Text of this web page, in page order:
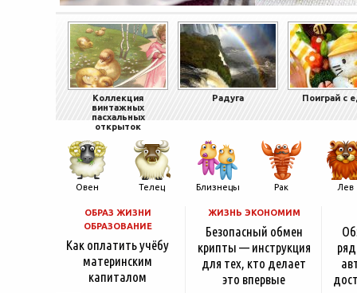
Коллекция
винтажных
пасхальных
открыток
Радуга Поиграй с
Овен Телец Близнецы Рак Лев
ОБРАЗ ЖИЗНИ
ОБРАЗОВАНИЕ
Как оплатить учёбу
материнским
капиталом
ЖИЗНЬ ЭКОНОМИМ
Безопасный обмен
крипты — инструкция
для тех, кто делает
это впервые